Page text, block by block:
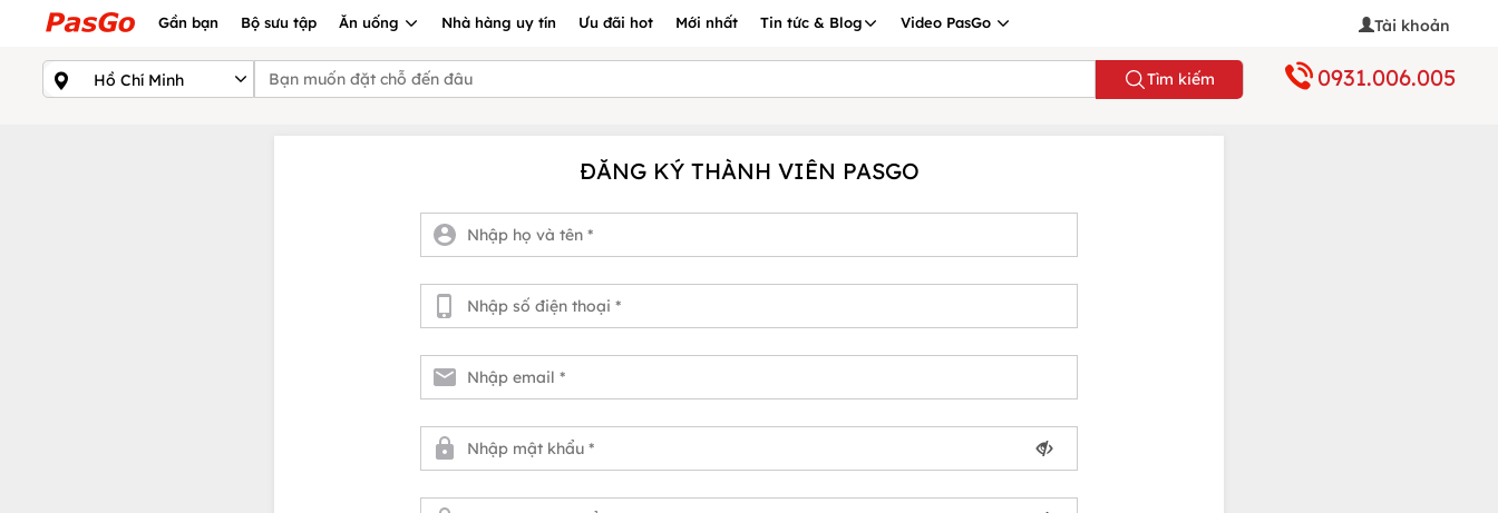
Gần bạn Bộ sưu tập Ăn uống Nhà hàng uy tín Ưu đãi hot Mới nhất Tin tức & Blog Video PasGo Tài khoản
Tìm kiếm 0931.006.005
ĐĂNG KÝ THÀNH VIÊN PASGO